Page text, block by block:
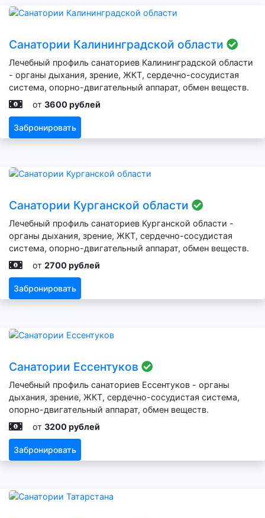
Санатории Калининградской области
Лечебный профиль санаториев Калининградской области
- органы дыхания, зрение, ЖКТ, сердечно-сосудистая
система, опорно-двигательный аппарат, обмен веществ.
от 3600 рублей
Забронировать
Санатории Курганской области
Лечебный профиль санаториев Курганской области -
органы дыхания, зрение, ЖКТ, сердечно-сосудистая
система, опорно-двигательный аппарат, обмен веществ.
от 2700 рублей
Забронировать
Санатории Ессентуков
Лечебный профиль санаториев Ессентуков - органы
дыхания, зрение, ЖКТ, сердечно-сосудистая система,
опорно-двигательный аппарат, обмен веществ.
от 3200 рублей
Забронировать